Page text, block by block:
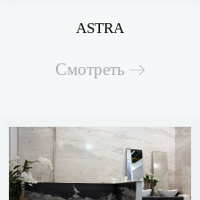
ASTRA
Смотреть